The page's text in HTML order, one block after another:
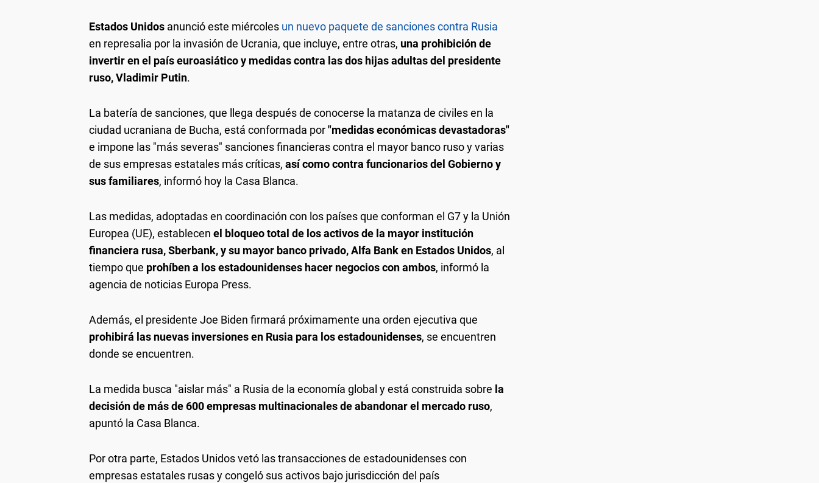
Estados Unidos anunció este miércoles un nuevo paquete de sanciones contra Rusia
en represalia por la invasión de Ucrania, que incluye, entre otras, una prohibición de
invertir en el país euroasiático y medidas contra las dos hijas adultas del presidente
ruso, Vladimir Putin.
La batería de sanciones, que llega después de conocerse la matanza de civiles en la
ciudad ucraniana de Bucha, está conformada por"medidas económicas devastadoras"
e impone las "más severas" sanciones financieras contra el mayor banco ruso y varias
de sus empresas estatales más críticas, así como contra funcionarios del Gobierno y
sus familiares, informó hoy la Casa Blanca.
Las medidas, adoptadas en coordinación con los países que conforman el G7 y la Unión
Europea (UE), establecen el bloqueo total de los activos de la mayor institución
financiera rusa, Sberbank, y su mayor banco privado, Alfa Bank en Estados Unidos, al
tiempo que prohíben a los estadounidenses hacer negocios con ambos, informó la
agencia de noticias Europa Press.
Además, el presidente Joe Biden firmará próximamente una orden ejecutiva que
prohibirá las nuevas inversiones en Rusia para los estadounidenses, se encuentren
donde se encuentren.
La medida busca "aislar más" a Rusia de la economía global y está construida sobre la
decisión de más de 600 empresas multinacionales de abandonar el mercado ruso,
apuntó la Casa Blanca.
Por otra parte, Estados Unidos vetó las transacciones de estadounidenses con
empresas estatales rusas y congeló sus activos bajo jurisdicción del país